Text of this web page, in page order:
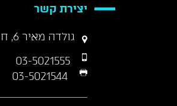
יצירת קשר
גולדה מאיר 6, חולון 58458